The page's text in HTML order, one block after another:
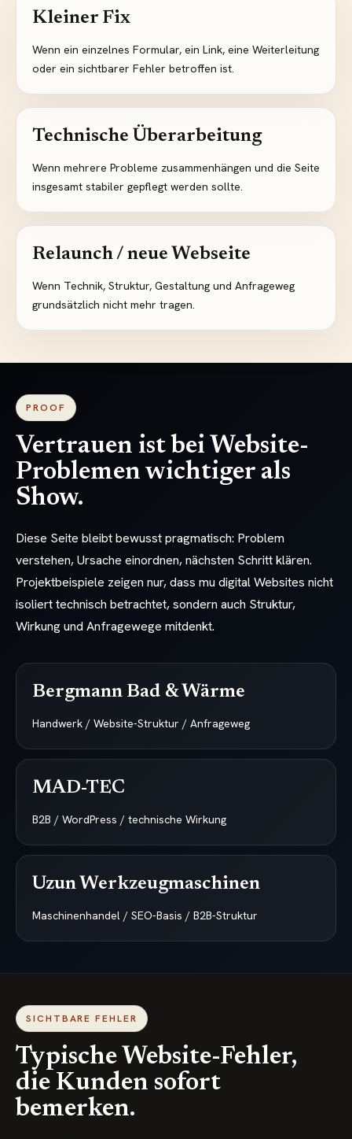
Kleiner Fix
Wenn ein einzelnes Formular, ein Link, eine Weiterleitung
oder ein sichtbarer Fehler betroffen ist.
Technische Überarbeitung
Wenn mehrere Probleme zusammenhängen und die Seite
insgesamt stabiler gepflegt werden sollte.
Relaunch / neue Webseite
Wenn Technik, Struktur, Gestaltung und Anfrageweg
grundsätzlich nicht mehr tragen.
PROOF
Vertrauen ist bei Website-
Problemen wichtiger als
Show.
Diese Seite bleibt bewusst pragmatisch: Problem
verstehen, Ursache einordnen, nächsten Schritt klären.
Projektbeispiele zeigen nur, dass mu digital Websites nicht
isoliert technisch betrachtet, sondern auch Struktur,
Wirkung und Anfragewege mitdenkt.
Bergmann Bad & Wärme
Handwerk / Website-Struktur / Anfrageweg
MAD-TEC
B2B / WordPress / technische Wirkung
Uzun Werkzeugmaschinen
Maschinenhandel / SEO-Basis / B2B-Struktur
SICHTBARE FEHLER
Typische Website-Fehler,
die Kunden sofort
bemerken.